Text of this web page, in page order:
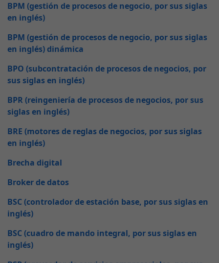
BPM (gestión de procesos de negocio, por sus siglas
en inglés)
BPM (gestión de procesos de negocio, por sus siglas
en inglés) dinámica
BPO (subcontratación de procesos de negocios, por
sus siglas en inglés)
BPR (reingeniería de procesos de negocios, por sus
siglas en inglés)
BRE (motores de reglas de negocios, por sus siglas
en inglés)
Brecha digital
Broker de datos
BSC (controlador de estación base, por sus siglas en
inglés)
BSC (cuadro de mando integral, por sus siglas en
inglés)